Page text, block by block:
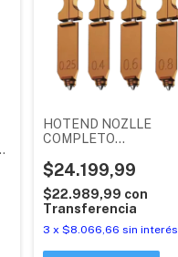
HOTEND NOZLLE
COMPLETO
ADVENTURER 5 X
ORIGINAL
$24.199,99
$22.989,99 con
Transferencia
3 x $8.066,66 sin interés